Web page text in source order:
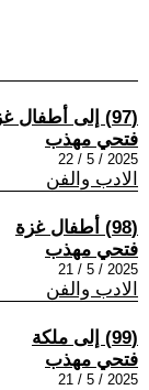
(97) إلى أطفال غزة
فتحي مهذب
2025 / 5 / 22
الادب والفن
(98) أطفال غزة
فتحي مهذب
2025 / 5 / 21
الادب والفن
(99) إلى ملكة
فتحي مهذب
2025 / 5 / 21